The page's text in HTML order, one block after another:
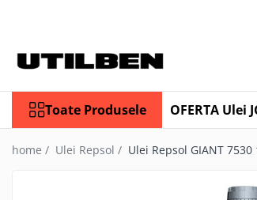
Toate Produsele
Ulei
Filtre
Picon / Ciocan hidraulic
Toate Produsele OFERTA Ulei
home / Ulei Repsol / Ulei Repsol GIANT